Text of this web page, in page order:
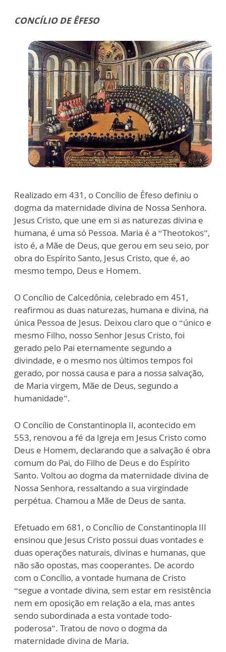
CONCÍLIO DE ÊFESO
Realizado em 431, o Concílio de Éfeso definiu o
dogma da maternidade divina de Nossa Senhora.
Jesus Cristo, que une em si as naturezas divina e
humana, é uma só Pessoa. Maria é a “Theotokos”,
isto é, a Mãe de Deus, que gerou em seu seio, por
obra do Espírito Santo, Jesus Cristo, que é, ao
mesmo tempo, Deus e Homem.
O Concílio de Calcedônia, celebrado em 451,
reafirmou as duas naturezas, humana e divina, na
única Pessoa de Jesus. Deixou claro que o “único e
mesmo Filho, nosso Senhor Jesus Cristo, foi
gerado pelo Pai eternamente segundo a
divindade, e o mesmo nos últimos tempos foi
gerado, por nossa causa e para a nossa salvação,
de Maria virgem, Mãe de Deus, segundo a
humanidade”.
O Concílio de Constantinopla II, acontecido em
553, renovou a fé da Igreja em Jesus Cristo como
Deus e Homem, declarando que a salvação é obra
comum do Pai, do Filho de Deus e do Espírito
Santo. Voltou ao dogma da maternidade divina de
Nossa Senhora, ressaltando a sua virgindade
perpétua. Chamou a Mãe de Deus de santa.
Efetuado em 681, o Concílio de Constantinopla III
ensinou que Jesus Cristo possui duas vontades e
duas operações naturais, divinas e humanas, que
não são opostas, mas cooperantes. De acordo
com o Concílio, a vontade humana de Cristo
“segue a vontade divina, sem estar em resistência
nem em oposição em relação a ela, mas antes
sendo subordinada a esta vontade todo-
poderosa”. Tratou de novo o dogma da
maternidade divina de Maria.